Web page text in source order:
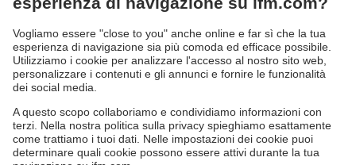
Monitorare temperature in modo rapido,
affidabile e pu
Costi ottimizzati grazie alla rapida dinamica di
risposta < 0,25 / < 1 s [T05/T09]
Sostenibilità Informazioni aziendali